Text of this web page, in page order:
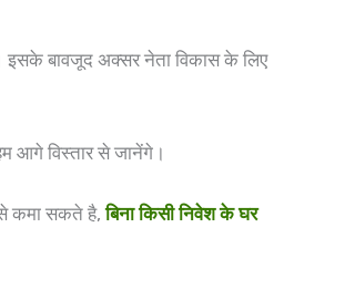
इसके बावजूद अक्सर नेता विकास के लिए
आगे विस्तार से जानेंगे।
कमा सकते है,बिना किसी निवेश के घर